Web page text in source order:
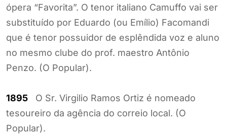
ópera “Favorita”. O tenor italiano Camuffo vai ser
substituído por Eduardo (ou Emílio) Facomandi
que é tenor possuidor de esplêndida voz e aluno
no mesmo clube do prof. maestro Antônio
Penzo. (O Popular).
1895 O Sr. Virgilio Ramos Ortiz é nomeado
tesoureiro da agência do correio local. (O
Popular).